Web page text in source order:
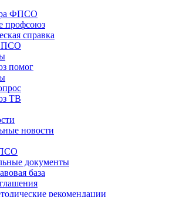
ФПСО
профсоюз
справка
помог
ТВ
новости
документы
база
рекомендации